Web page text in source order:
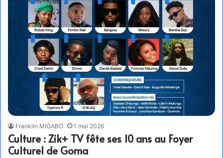
Franklin MIGABO 1 mai 2026
Culture : Zik+ TV fête ses 10 ans au Foyer
Culturel de Goma